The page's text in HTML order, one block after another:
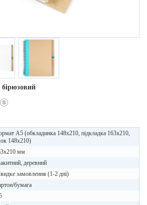
А5 (обкладинка 148х210, підкладка 163х210,
148х210)
мм
деревний
замовлення (1-2 дні)
бумага